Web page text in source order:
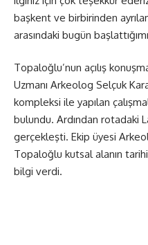
başkent ve birbirinden
arasındaki bugün
Topaloğlu’nun açılış
Uzmanı Arkeolog Selçuk
kompleksi ile yapılan
bulundu. Ardından rotadaki
gerçekleşti. Ekip üyesi
Topaloğlu kutsal alanın tarihi
bilgi verdi.